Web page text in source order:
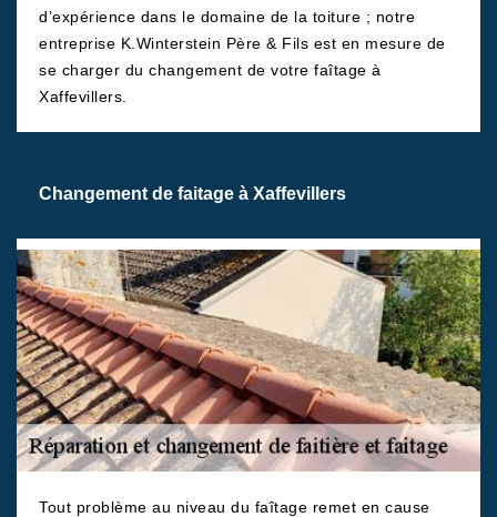
d’expérience dans le domaine de la toiture ; notre
entreprise K.Winterstein Père & Fils est en mesure de
se charger du changement de votre faîtage à
Xaffevillers.
Changement de faitage à Xaffevillers
Tout problème au niveau du faîtage remet en cause